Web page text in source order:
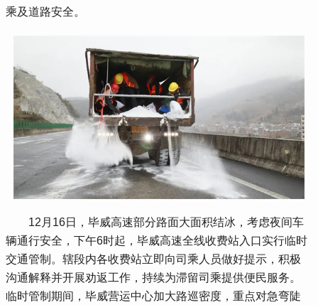
乘及道路安全。
12月16日，毕威高速部分路面大面积结冰，考虑夜间车
辆通行安全，下午6时起，毕威高速全线收费站入口实行临时
交通管制。辖段内各收费站立即向司乘人员做好提示，积极
沟通解释并开展劝返工作，持续为滞留司乘提供便民服务。
临时管制期间，毕威营运中心加大路巡密度，重点对急弯陡